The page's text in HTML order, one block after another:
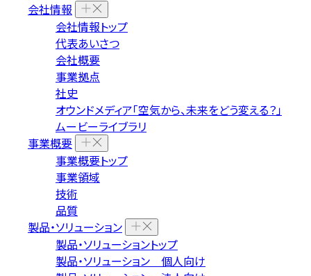
会社情報
会社情報トップ
代表あいさつ
会社概要
事業拠点
社史
オウンドメディア「空気から、未来をどう変える？」
ムービーライブラリ
事業概要
事業概要トップ
事業領域
技術
品質
製品・ソリューション
製品・ソリューショントップ
製品・ソリューション 個人向け